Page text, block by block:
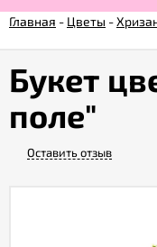
Гарантии
Главная - Цветы -
Букет
поле"
Оставить отзыв